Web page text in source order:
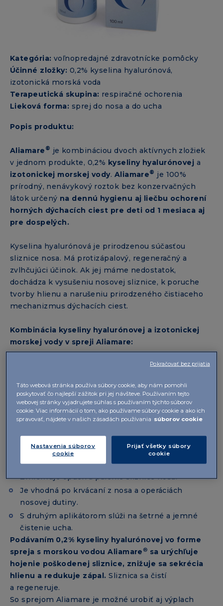
Kategória: voľnopredajné zdravotnícke pomôcky
Účinné zložky: 0,2% kyselina hyalurónová,
izotonická morská voda
Terapeutická skupina: respiračné ochorenia
Lieková forma: sprej do nosa a do ucha
Popis produktu:
Aliamare ® je kombináciou dvoch aktívnych zložiek
v jednom produkte, 0,2% kyseliny hyalurónovej a
izotonickej morskej vody. Aliamare® je 100%
prírodný, nenávykový roztok bez konzervačných
látok určený na dennú hygienu aj liečbu ochorení
horných dýchacích ciest pre deti od 1 mesiaca aj
pre dospelých.
Kyselina hyalurónová je prirodzenou súčasťou
sliznice nosa. Má protizápalový, regeneračný a
zvlhčujúci účinok. Ak jej máme nedostatok,
dochádza k vysušeniu nosovej sliznice, k poruche
tvorby hlienu a narušeniu prirodzeného čistiaceho
mechanizmus dýchacích ciest.
Kombinácia kyseliny hyalurónovej a izotonickej
morskej vody v spreji Aliamare:
a alergiách.
Urýchľuje hojenie poškodenej sliznice
(mikrotrhliniek).
Obmedzuje tvorbu chrást a napomáha ich
odstráneniu.
Udržuje sliznicu vlhkú a zabraňuje jej vysušovaniu.
Bráni prichytávaniu baktérií a vírusov na sliznicu.
Zmierňuje opuch a pálenie sliznice nosa.
Je vhodná po krvácaní z nosa a operáciách
nosovej dutiny.
S druhým aplikátorom slúži na šetrné a jemné
čistenie ucha.
Podávaním 0,2% kyseliny hyalurónovej vo forme
spreja s morskou vodou Aliamare ® sa urýchľuje
hojenie poškodenej sliznice, znižuje sa sekrécia
hlienu a redukuje zápal.Sliznica sa čistí
a regeneruje.
So sprejom Aliamare je možné urobiť aj výplach
Táto webová stránka používa súbory cookie, aby nám pomohli
poskytovať čo najlepší zážitok pri jej návšteve. Používaním tejto
webovej stránky vyjadrujete súhlas s používaním týchto súborov
cookie. Viac informácií o tom, ako používame súbory cookie a ako ich
spravovať, nájdete v našich zásadách používania súborov cookie
Nastavenia súborov
cookie
Prijať všetky súbory
cookie
Pokračovať bez prijatia